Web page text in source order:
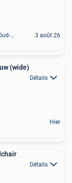
Retie & Deel Arendonk & Oud-Turnhout 3 août 26
(wide)
Détails
Hier
Détails